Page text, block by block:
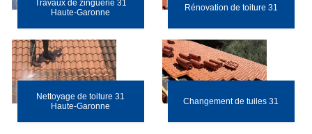
Travaux de zinguerie 31
Haute-Garonne
Rénovation de toiture 31
Nettoyage de toiture 31
Haute-Garonne
Changement de tuiles 31